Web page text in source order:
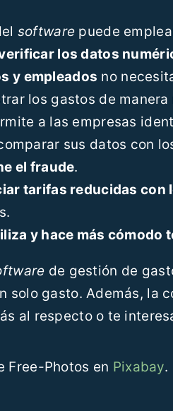
software puede
los datos
y empleados no
los gastos de manera
a las empresas
sus datos con
el fraude.
tarifas reducidas con
y hace más cómodo
de gestión de
solo gasto. Además, la
al respecto o te
Free-Photos en Pixabay.